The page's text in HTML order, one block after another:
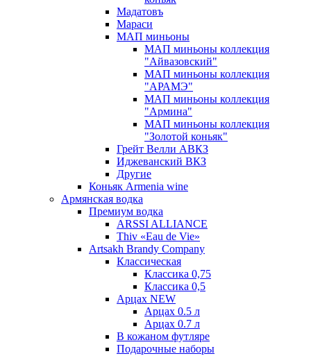
Мадатовъ
Мараси
МАП миньоны
МАП миньоны коллекция
"Айвазовский"
МАП миньоны коллекция
"АРАМЭ"
МАП миньоны коллекция
"Армина"
МАП миньоны коллекция
"Золотой коньяк"
Грейт Велли АВКЗ
Иджеванский ВКЗ
Другие
Коньяк Armenia wine
Армянская водка
Премиум водка
ARSSI ALLIANCE
Thiv «Eau de Vie»
Artsakh Brandy Company
Классическая
Классика 0,75
Классика 0,5
Арцах NEW
Арцах 0.5 л
Арцах 0.7 л
В кожаном футляре
Подарочные наборы